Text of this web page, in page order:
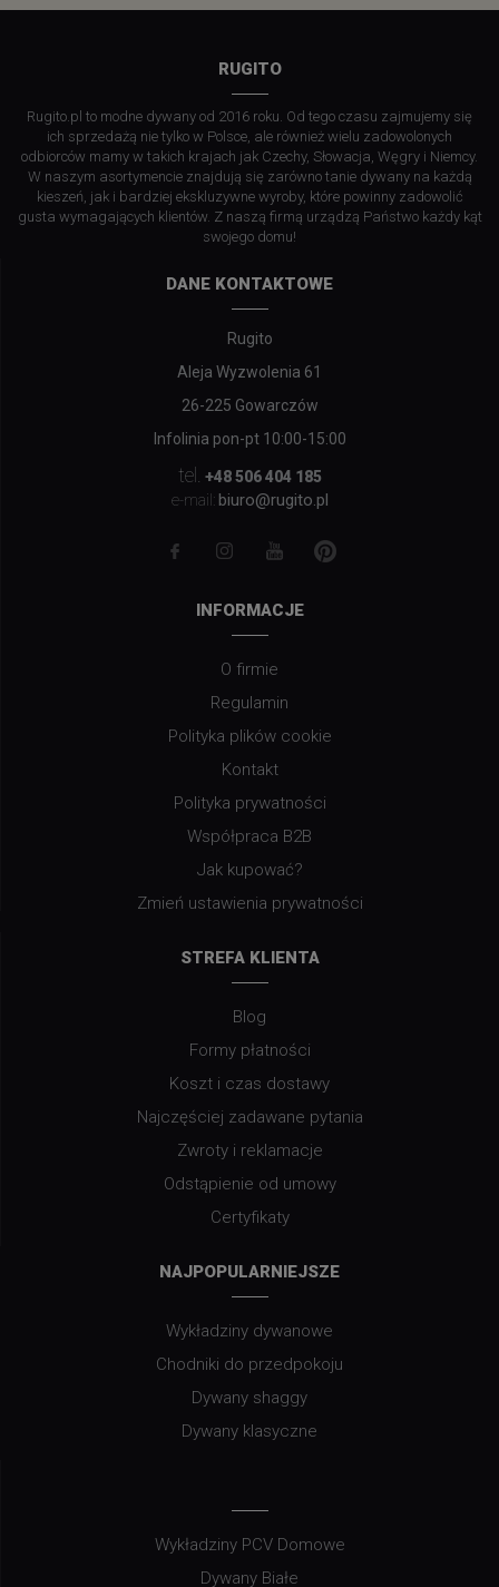
RUGITO
Rugito.pl to modne dywany od 2016 roku. Od tego czasu zajmujemy się
ich sprzedażą nie tylko w Polsce, ale również wielu zadowolonych
odbiorców mamy w takich krajach jak Czechy, Słowacja, Węgry i Niemcy.
W naszym asortymencie znajdują się zarówno tanie dywany na każdą
kieszeń, jak i bardziej ekskluzywne wyroby, które powinny zadowolić
gusta wymagających klientów. Z naszą firmą urządzą Państwo każdy kąt
swojego domu!
DANE KONTAKTOWE
Rugito
Aleja Wyzwolenia 61
26-225 Gowarczów
Infolinia pon-pt 10:00-15:00
tel.
+48 506 404 185
e-mail: biuro@rugito.pl
INFORMACJE
O firmie
Regulamin
Polityka plików cookie
Kontakt
Polityka prywatności
Współpraca B2B
Jak kupować?
Zmień ustawienia prywatności
STREFA KLIENTA
Blog
Formy płatności
Koszt i czas dostawy
Najczęściej zadawane pytania
Zwroty i reklamacje
Odstąpienie od umowy
Certyfikaty
NAJPOPULARNIEJSZE
Wykładziny dywanowe
Chodniki do przedpokoju
Dywany shaggy
Dywany klasyczne
Wykładziny PCV Domowe
Dywany Białe